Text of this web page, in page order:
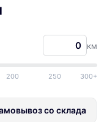
км
200 250 300+
со склада